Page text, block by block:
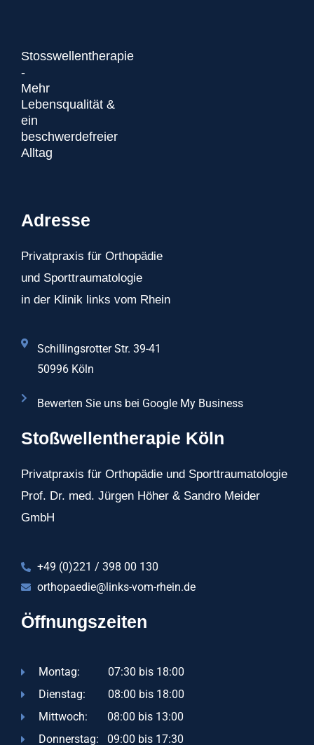
Stosswellentherapie
-
Mehr
Lebensqualität &
ein
beschwerdefreier
Alltag
Adresse
Privatpraxis für Orthopädie
und Sporttraumatologie
in der Klinik links vom Rhein
Schillingsrotter Str. 39-41
50996 Köln
Bewerten Sie uns bei Google My Business
Stoßwellentherapie Köln
Privatpraxis für Orthopädie und Sporttraumatologie
Prof. Dr. med. Jürgen Höher & Sandro Meider
GmbH
+49 (0)221 / 398 00 130
orthopaedie@links-vom-rhein.de
Öffnungszeiten
Montag: 07:30 bis 18:00
Dienstag: 08:00 bis 18:00
Mittwoch: 08:00 bis 13:00
Donnerstag: 09:00 bis 17:30